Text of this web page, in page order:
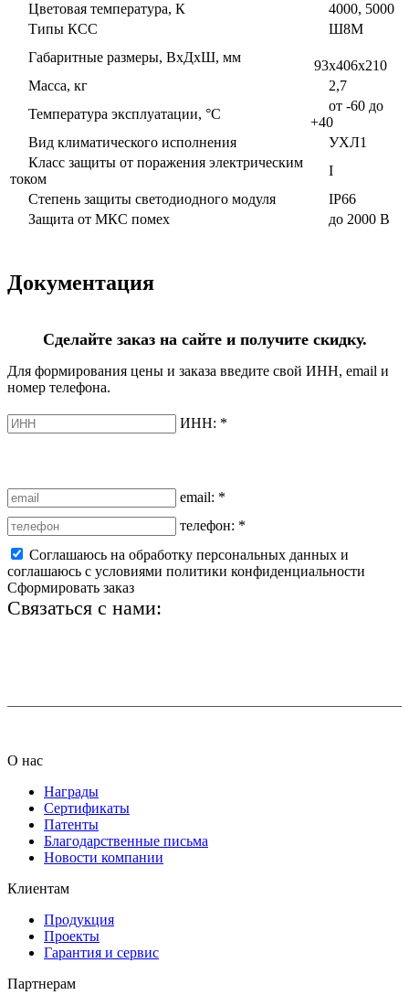
Цветовая температура, К
4000, 5000
Типы КСС
Ш8М
Габаритные размеры, ВxДxШ, мм
93x406x210
Масса, кг
2,7
Температура эксплуатации, °С
от -60 до
+40
Вид климатического исполнения
УХЛ1
Класс защиты от поражения электрическим
током
I
Степень защиты светодиодного модуля
IP66
Защита от МКС помех
до 2000 В
Документация
Сделайте заказ на сайте и получите скидку.
Для формирования цены и заказа введите свой ИНН, email и
номер телефона.
ИНН: *
email: *
телефон: *
Соглашаюсь на обработку персональных данных и
соглашаюсь с условиями политики конфиденциальности
Сформировать заказ
Связаться с нами:
О нас
Награды
Сертификаты
Патенты
Благодарственные письма
Новости компании
Клиентам
Продукция
Проекты
Гарантия и сервис
Партнерам